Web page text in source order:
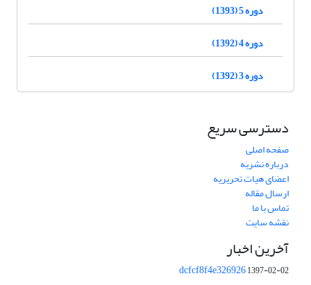
دوره 5 (1393)
دوره 4 (1392)
دوره 3 (1392)
دسترسی سریع
صفحه اصلی
درباره نشریه
اعضای هیات تحریریه
ارسال مقاله
تماس با ما
نقشه سایت
آخرین اخبار
dcfcf8f4e3269261397-02-02